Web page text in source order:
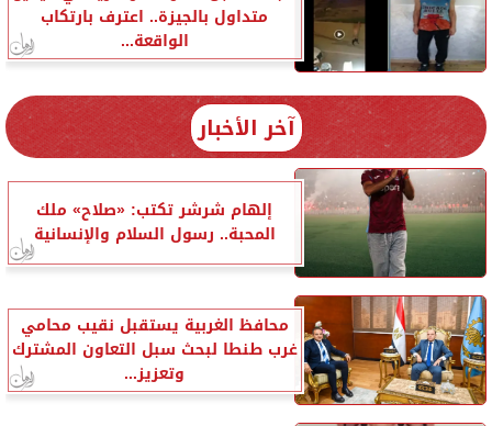
متداول بالجيزة.. اعترف بارتكاب
الواقعة...
آخر الأخبار
إلهام شرشر تكتب: «صلاح» ملك
المحبة.. رسول السلام والإنسانية
محافظ الغربية يستقبل نقيب محامي
غرب طنطا لبحث سبل التعاون المشترك
وتعزيز...